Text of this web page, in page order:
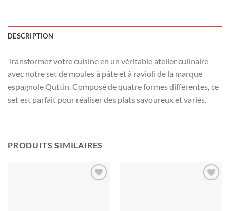
DESCRIPTION
Transformez votre cuisine en un véritable atelier culinaire
avec notre set de moules à pâte et à ravioli de la marque
espagnole Quttin. Composé de quatre formes différentes, ce
set est parfait pour réaliser des plats savoureux et variés.
PRODUITS SIMILAIRES